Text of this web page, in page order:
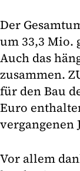
Der
um 33,3 Mio.
Auch das
zusammen.
für den Bau
Euro
vergangenen
Vor allem